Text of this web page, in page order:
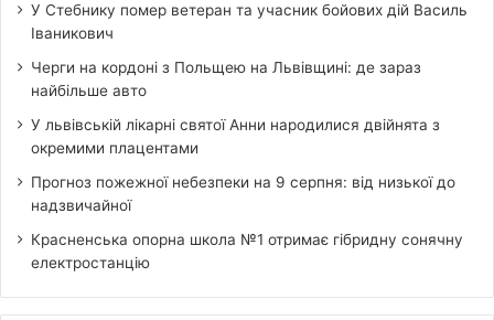
У Стебнику помер ветеран та учасник бойових дій Василь
Іваникович
Черги на кордоні з Польщею на Львівщині: де зараз
найбільше авто
У львівській лікарні святої Анни народилися двійнята з
окремими плацентами
Прогноз пожежної небезпеки на 9 серпня: від низької до
надзвичайної
Красненська опорна школа №1 отримає гібридну сонячну
електростанцію